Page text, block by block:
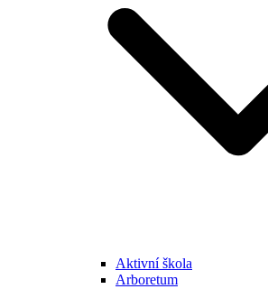
Aktivní škola
Arboretum